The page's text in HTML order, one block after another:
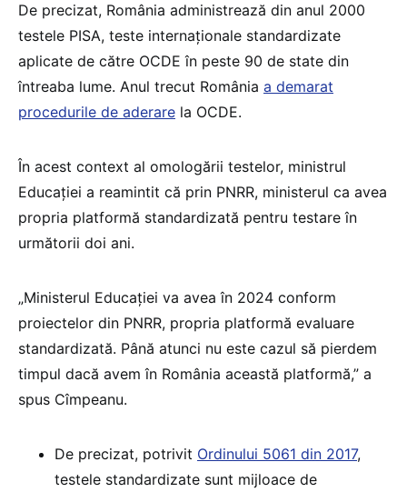
De precizat, România administrează din anul 2000
testele PISA, teste internaționale standardizate
aplicate de către OCDE în peste 90 de state din
întreaba lume. Anul trecut România a demarat
procedurile de aderare la OCDE.
În acest context al omologării testelor, ministrul
Educației a reamintit că prin PNRR, ministerul ca avea
propria platformă standardizată pentru testare în
următorii doi ani.
„Ministerul Educației va avea în 2024 conform
proiectelor din PNRR, propria platformă evaluare
standardizată. Până atunci nu este cazul să pierdem
timpul dacă avem în România această platformă,” a
spus Cîmpeanu.
De precizat, potrivit Ordinului 5061 din 2017,
testele standardizate sunt mijloace de